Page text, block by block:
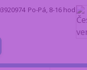
Po-Pá, 8-16 hod.